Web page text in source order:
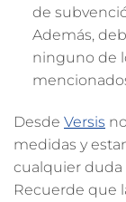
de
Además,
ninguno de
Desde Versis
medidas y
cualquier duda
Recuerde que